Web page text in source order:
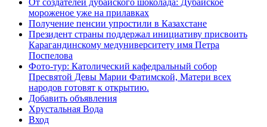
От создателей дубайского шоколада: Дубайское
мороженое уже на прилавках
Получение пенсии упростили в Казахстане
Президент страны поддержал инициативу присвоить
Карагандинскому медуниверситету имя Петра
Поспелова
Фото-тур: Католический кафедральный собор
Пресвятой Девы Марии Фатимской, Матери всех
народов готовят к открытию.
Добавить объявления
Хрустальная Вода
Вход